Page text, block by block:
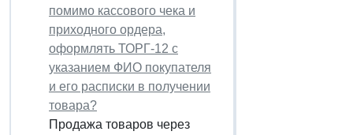
помимо кассового чека и
приходного ордера,
оформлять ТОРГ-12 с
указанием ФИО покупателя
и его расписки в получении
товара?
Продажа товаров через